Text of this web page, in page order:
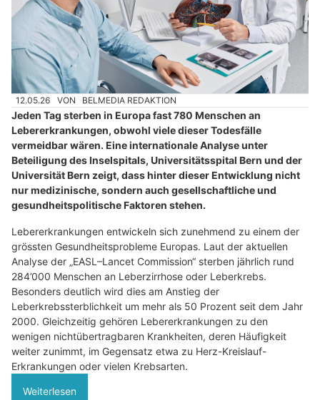
12.05.26 VON BELMEDIA REDAKTION
Jeden Tag sterben in Europa fast 780 Menschen an
Lebererkrankungen, obwohl viele dieser Todesfälle
vermeidbar wären. Eine internationale Analyse unter
Beteiligung des Inselspitals, Universitätsspital Bern und der
Universität Bern zeigt, dass hinter dieser Entwicklung nicht
nur medizinische, sondern auch gesellschaftliche und
gesundheitspolitische Faktoren stehen.
Lebererkrankungen entwickeln sich zunehmend zu einem der
grössten Gesundheitsprobleme Europas. Laut der aktuellen
Analyse der „EASL–Lancet Commission“ sterben jährlich rund
284’000 Menschen an Leberzirrhose oder Leberkrebs.
Besonders deutlich wird dies am Anstieg der
Leberkrebssterblichkeit um mehr als 50 Prozent seit dem Jahr
2000. Gleichzeitig gehören Lebererkrankungen zu den
wenigen nichtübertragbaren Krankheiten, deren Häufigkeit
weiter zunimmt, im Gegensatz etwa zu Herz-Kreislauf-
Erkrankungen oder vielen Krebsarten.
Weiterlesen